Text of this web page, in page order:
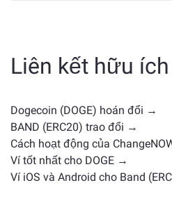
— có thể là stablecoin, token
hoặc loại khác. Các lựa chọn
gồm các loại tiền điện tử
dụng hoặc vị trí thị trường
Liên kết hữu ích
Dogecoin (DOGE) hoán đổi →
BAND (ERC20) trao đổi →
Cách hoạt động của
Ví tốt nhất cho DOGE →
Ví iOS và Android cho Band